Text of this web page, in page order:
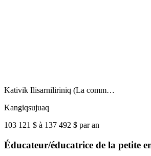
Kativik Ilisarniliriniq (La comm…
Kangiqsujuaq
103 121 $ à 137 492 $ par an
Éducateur/éducatrice de la petite